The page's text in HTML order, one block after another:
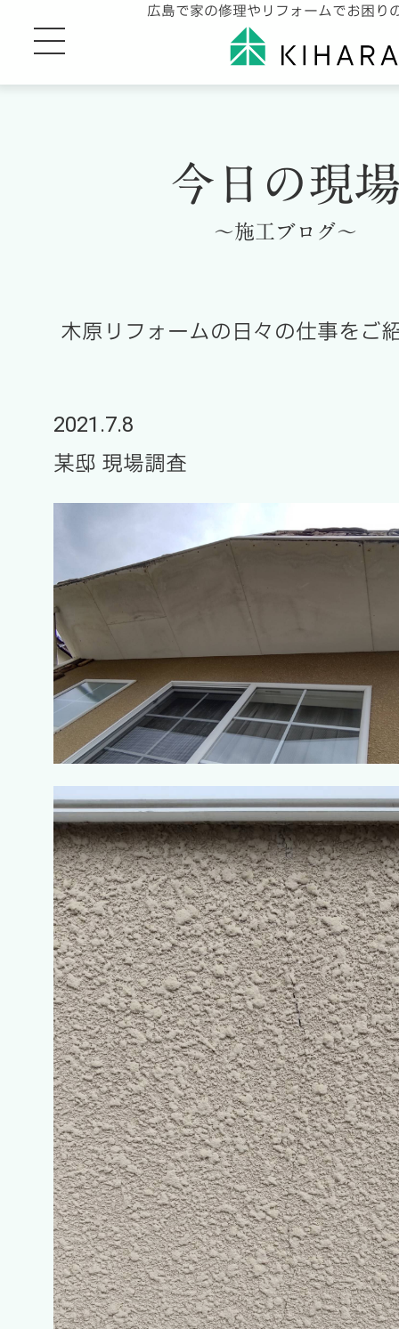
広島で家の修理やリフォームでお困り
今日の現
～施工ブログ～
木原リフォームの日々の仕事をご
2021.7.8
某邸 現場調査